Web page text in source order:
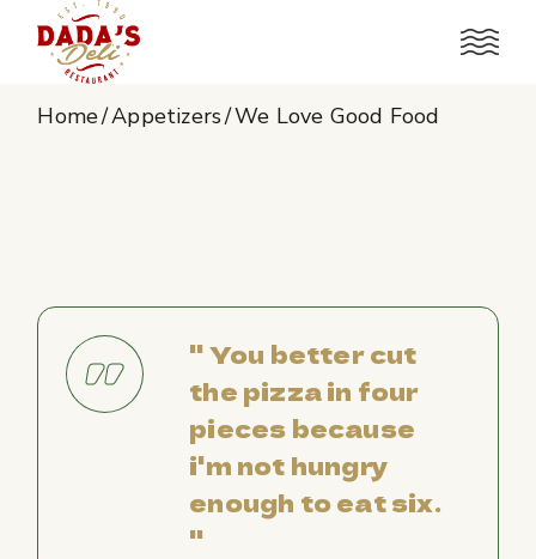
Home Appetizers We Love Good Food
'' You better cut
the pizza in four
pieces because
i'm not hungry
enough to eat six.
''